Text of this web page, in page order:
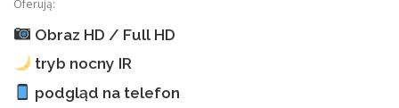
Oferują:
Obraz HD / Full HD
tryb nocny IR
podgląd na telefon